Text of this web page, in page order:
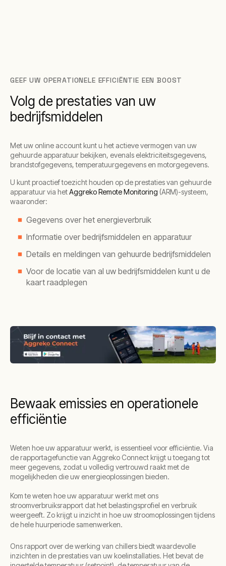
GEEF UW OPERATIONELE EFFICIËNTIE EEN BOOST
Volg de prestaties van uw
bedrijfsmiddelen
Met uw online account kunt u het actieve vermogen van uw
gehuurde apparatuur bekijken, evenals elektriciteitsgegevens,
brandstofgegevens, temperatuurgegevens en motorgegevens.
U kunt proactief toezicht houden op de prestaties van gehuurde
apparatuur via hetAggreko Remote Monitoring (ARM)-systeem,
waaronder:
Gegevens over het energieverbruik
Informatie over bedrijfsmiddelen en apparatuur
Details en meldingen van gehuurde bedrijfsmiddelen
Voor de locatie van al uw bedrijfsmiddelen kunt u de
kaart raadplegen
Bewaak emissies en operationele
efficiëntie
Weten hoe uw apparatuur werkt, is essentieel voor efficiëntie. Via
de rapportagefunctie van Aggreko Connect krijgt u toegang tot
meer gegevens, zodat u volledig vertrouwd raakt met de
mogelijkheden die uw energieoplossingen bieden.
Kom te weten hoe uw apparatuur werkt met ons
stroomverbruiksrapport dat het belastingsprofiel en verbruik
weergeeft. Zo krijgt u inzicht in hoe uw stroomoplossingen tijdens
de hele huurperiode samenwerken.
Ons rapport over de werking van chillers biedt waardevolle
inzichten in de prestaties van uw koelinstallaties. Het bevat de